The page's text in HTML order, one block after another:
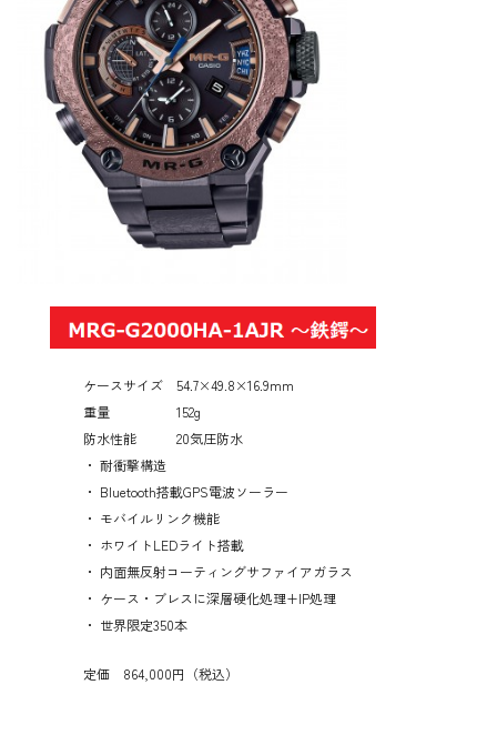
ケースサイズ 54.7×49.8×16.9mm
重量 152g
防水性能 20気圧防水
・ 耐衝撃構造
・ Bluetooth搭載GPS電波ソーラー
・ モバイルリンク機能
・ ホワイトLEDライト搭載
・ 内面無反射コーティングサファイアガラス
・ ケース・ブレスに深層硬化処理+IP処理
・ 世界限定350本
定価 864,000円（税込）